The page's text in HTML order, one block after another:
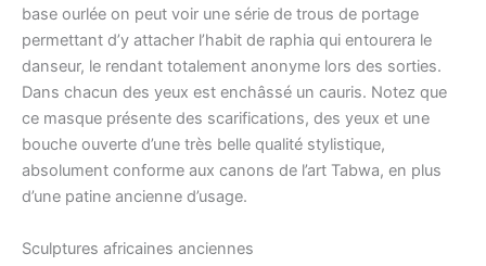
base ourlée on peut voir une série de trous de portage
permettant d’y attacher l’habit de raphia qui entourera le
danseur, le rendant totalement anonyme lors des sorties.
Dans chacun des yeux est enchâssé un cauris. Notez que
ce masque présente des scarifications, des yeux et une
bouche ouverte d’une très belle qualité stylistique,
absolument conforme aux canons de l’art Tabwa, en plus
d’une patine ancienne d’usage.
Sculptures africaines anciennes